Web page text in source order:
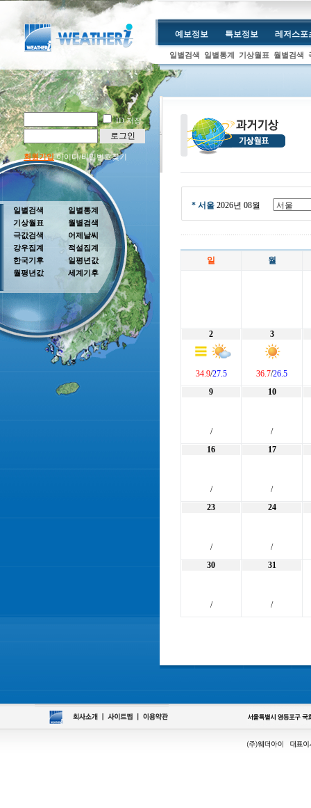
ID 저장
로그인
회원가입아이디/비밀번호찾기
예보정보 특보정보 레저스포
일별검색 일별통계 기상월표 월별검색
일별검색
기상월표
극값검색
강우집계
한국기후
월평년값
일별통계
월별검색
어제날씨
적설집계
일평년값
세계기후
* 서울 2026년 08월
일 월
2
34.9/27.5
3
36.7/26.5
9
/
10
/
16
/
17
/
23
/
24
/
30
/
31
/